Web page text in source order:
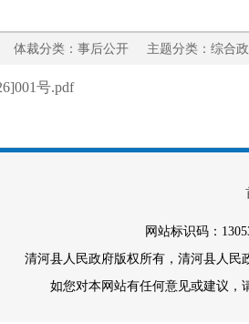
体裁分类：事后公开 主题分类：综
号.pdf
网站标识码：
清河县人民政府版权所有，清河县人
如您对本网站有任何意见或建议，